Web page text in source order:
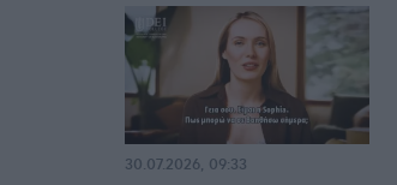
30.07.2026, 09:33